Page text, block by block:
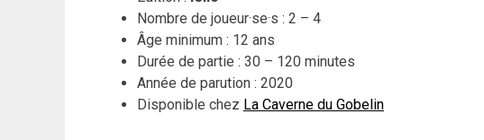
Nombre de joueur·se·s : 2 – 4
Âge minimum : 12 ans
Durée de partie : 30 – 120 minutes
Année de parution : 2020
Disponible chez La Caverne du Gobelin